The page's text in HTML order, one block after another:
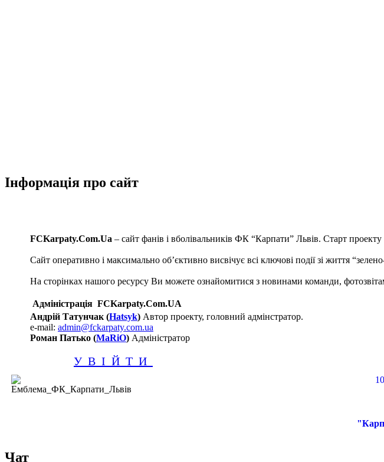
Інформація про сайт
FCKarpaty.Com.Ua – сайт фанів і вболівальників ФК “Карпати” Львів. Старт
Сайт оперативно і максимально об’єктивно висвічує всі ключові події зі життя
На сторінках нашого ресурсу Ви можете ознайомитися з новинами команди,
Адміністрація FCKarpaty.Com.UA
Андрій Татунчак (Hatsyk) Автор проекту, головний адмінстратор.
e-mail: admin@fckarpaty.com.ua
Роман Патько (MaRiO) Адміністратор
УВІЙТИ
Чат